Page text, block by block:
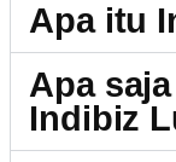
Apa itu
Apa
Indibiz